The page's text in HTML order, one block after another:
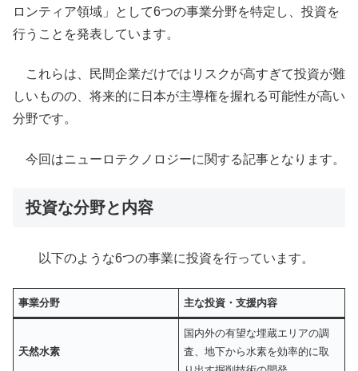
ロンティア領域」として6つの事業分野を特定し、投資を
行うことを発表しています。
これらは、民間企業だけではリスクが高すぎて投資が難
しいものの、将来的に日本が主導権を握れる可能性が高い
分野です。
今回はニューロテクノロジーに関する記事となります。
投資な分野と内容
以下のような6つの事業に投資を行っています。
事業分野 主な投資・支援内容
天然水素
国内外の有望な埋蔵エリアの調
査、地下から水素を効率的に取